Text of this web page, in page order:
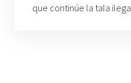
que continúe la tala